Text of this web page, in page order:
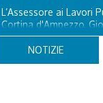
L’Assessore ai Lavori
Cortina d'Ampezzo,
che il Ponte di
alla Latteria Cortina,
al transito a partire da
NOTIZIE